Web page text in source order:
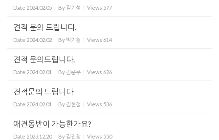
Date 2024.02.05 By 김기성 Views 577
견적 문의 드립니다.
Date 2024.02.02 By 박기철 Views 614
견적 문의드립니다.
Date 2024.02.01 By 김준우 Views 626
견적문의 드립니다
Date 2024.02.01 By 김현철 Views 536
애견동반이 가능한가요?
Date 2023.12.20 By 김진창 Views 550